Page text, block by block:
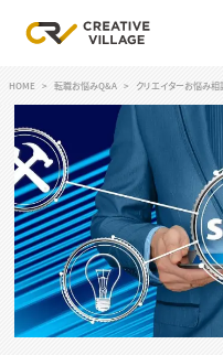
ログイン
RECRUIT
クリエイター求人を探す
CREATIVE JOB求人検
特集求人
採用説明会
HOME 転職お悩みQ&A クリエイターお悩み相